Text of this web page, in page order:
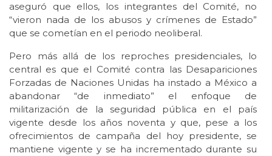
aseguró que ellos, los integrantes del Comité, no
“vieron nada de los abusos y crímenes de Estado”
que se cometían en el periodo neoliberal.
Pero más allá de los reproches presidenciales, lo
central es que el Comité contra las Desapariciones
Forzadas de Naciones Unidas ha instado a México a
abandonar “de inmediato” el enfoque de
militarización de la seguridad pública en el país
vigente desde los años noventa y que, pese a los
ofrecimientos de campaña del hoy presidente, se
mantiene vigente y se ha incrementado durante su